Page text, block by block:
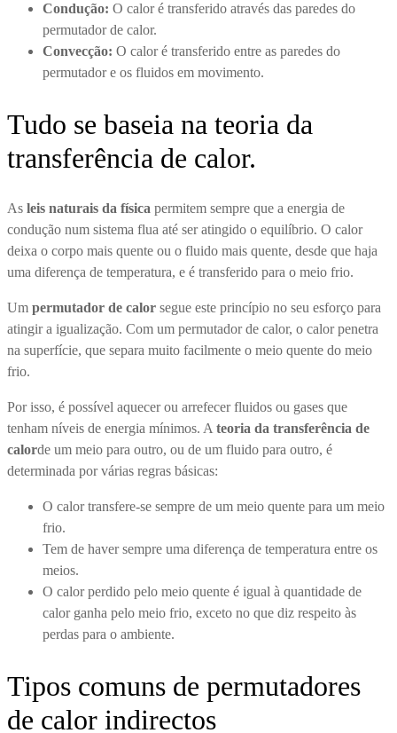
Condução: O calor é transferido através das paredes do
permutador de calor.
Convecção: O calor é transferido entre as paredes do
permutador e os fluidos em movimento.
Tudo se baseia na teoria da
transferência de calor.
As leis naturais da física permitem sempre que a energia de
condução num sistema flua até ser atingido o equilíbrio. O calor
deixa o corpo mais quente ou o fluido mais quente, desde que haja
uma diferença de temperatura, e é transferido para o meio frio.
Um permutador de calor segue este princípio no seu esforço para
atingir a igualização. Com um permutador de calor, o calor penetra
na superfície, que separa muito facilmente o meio quente do meio
frio.
Por isso, é possível aquecer ou arrefecer fluidos ou gases que
tenham níveis de energia mínimos. A teoria da transferência de
calorde um meio para outro, ou de um fluido para outro, é
determinada por várias regras básicas:
O calor transfere-se sempre de um meio quente para um meio
frio.
Tem de haver sempre uma diferença de temperatura entre os
meios.
O calor perdido pelo meio quente é igual à quantidade de
calor ganha pelo meio frio, exceto no que diz respeito às
perdas para o ambiente.
Tipos comuns de permutadores
de calor indirectos